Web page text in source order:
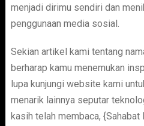
menjadi dirimu sendiri dan
penggunaan media sosial.
Sekian artikel kami tentang
berharap kamu menemukan
lupa kunjungi website kami
menarik lainnya seputar
kasih telah membaca, {Sahabat